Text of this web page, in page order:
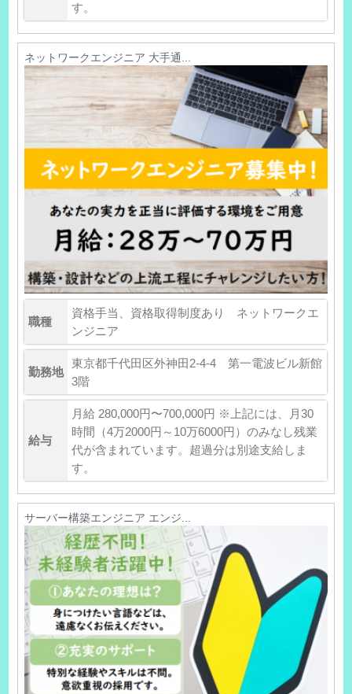
す。
ネットワークエンジニア 大手通...
職種
資格手当、資格取得制度あり ネットワークエ
ンジニア
勤務地
東京都千代田区外神田2-4-4 第一電波ビル新館
3階
給与
月給 280,000円〜700,000円 ※上記には、月30
時間（4万2000円～10万6000円）のみなし残業
代が含まれています。超過分は別途支給しま
す。
サーバー構築エンジニア エンジ...